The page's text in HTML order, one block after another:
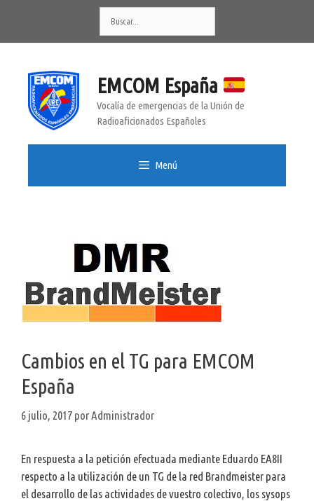
contenido
EMCOM España
Vocalía de emergencias de la Unión de
Radioaficionados Españoles
Menú
Cambios en el TG para EMCOM
España
6 julio, 2017 porAdministrador
En respuesta a la petición efectuada mediante Eduardo EA8II
respecto a la utilización de un TG de la red Brandmeister para
el desarrollo de las actividades de vuestro colectivo, los sysops